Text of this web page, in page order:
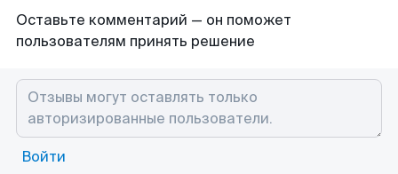
Оставьте комментарий — он поможет
пользователям принять решение
Войти